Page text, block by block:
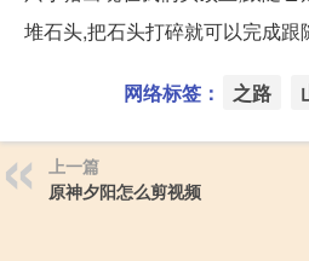
堆石头,把石头打碎就可以完成跟
网络标签： 之路
上一篇
原神夕阳怎么剪视频